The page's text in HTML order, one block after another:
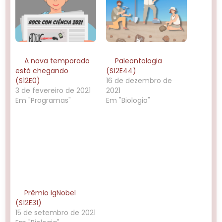
A nova temporada
está chegando
(S12E0)
3 de fevereiro de 2021
Em "Programas"
Paleontologia
(S12E44)
16 de dezembro de
2021
Em "Biologia"
Prêmio IgNobel
(S12E31)
15 de setembro de 2021